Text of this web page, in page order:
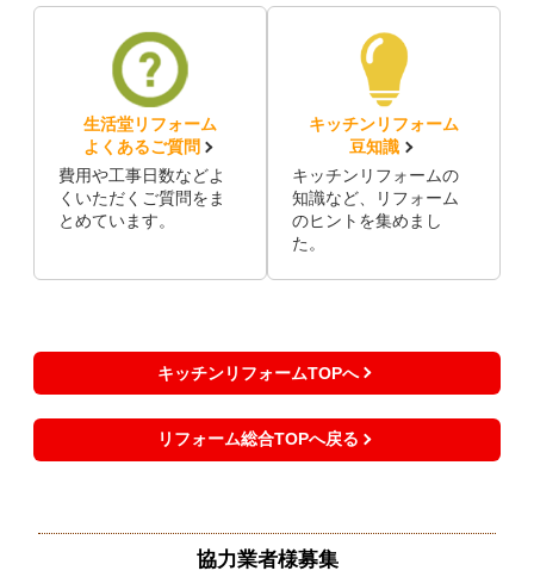
生活堂リフォーム
よくあるご質問
費用や工事日数などよ
くいただくご質問をま
とめています。
キッチンリフォーム
豆知識
キッチンリフォームの
知識など、リフォーム
のヒントを集めまし
た。
キッチンリフォームTOPへ
リフォーム総合TOPへ戻る
協力業者様募集